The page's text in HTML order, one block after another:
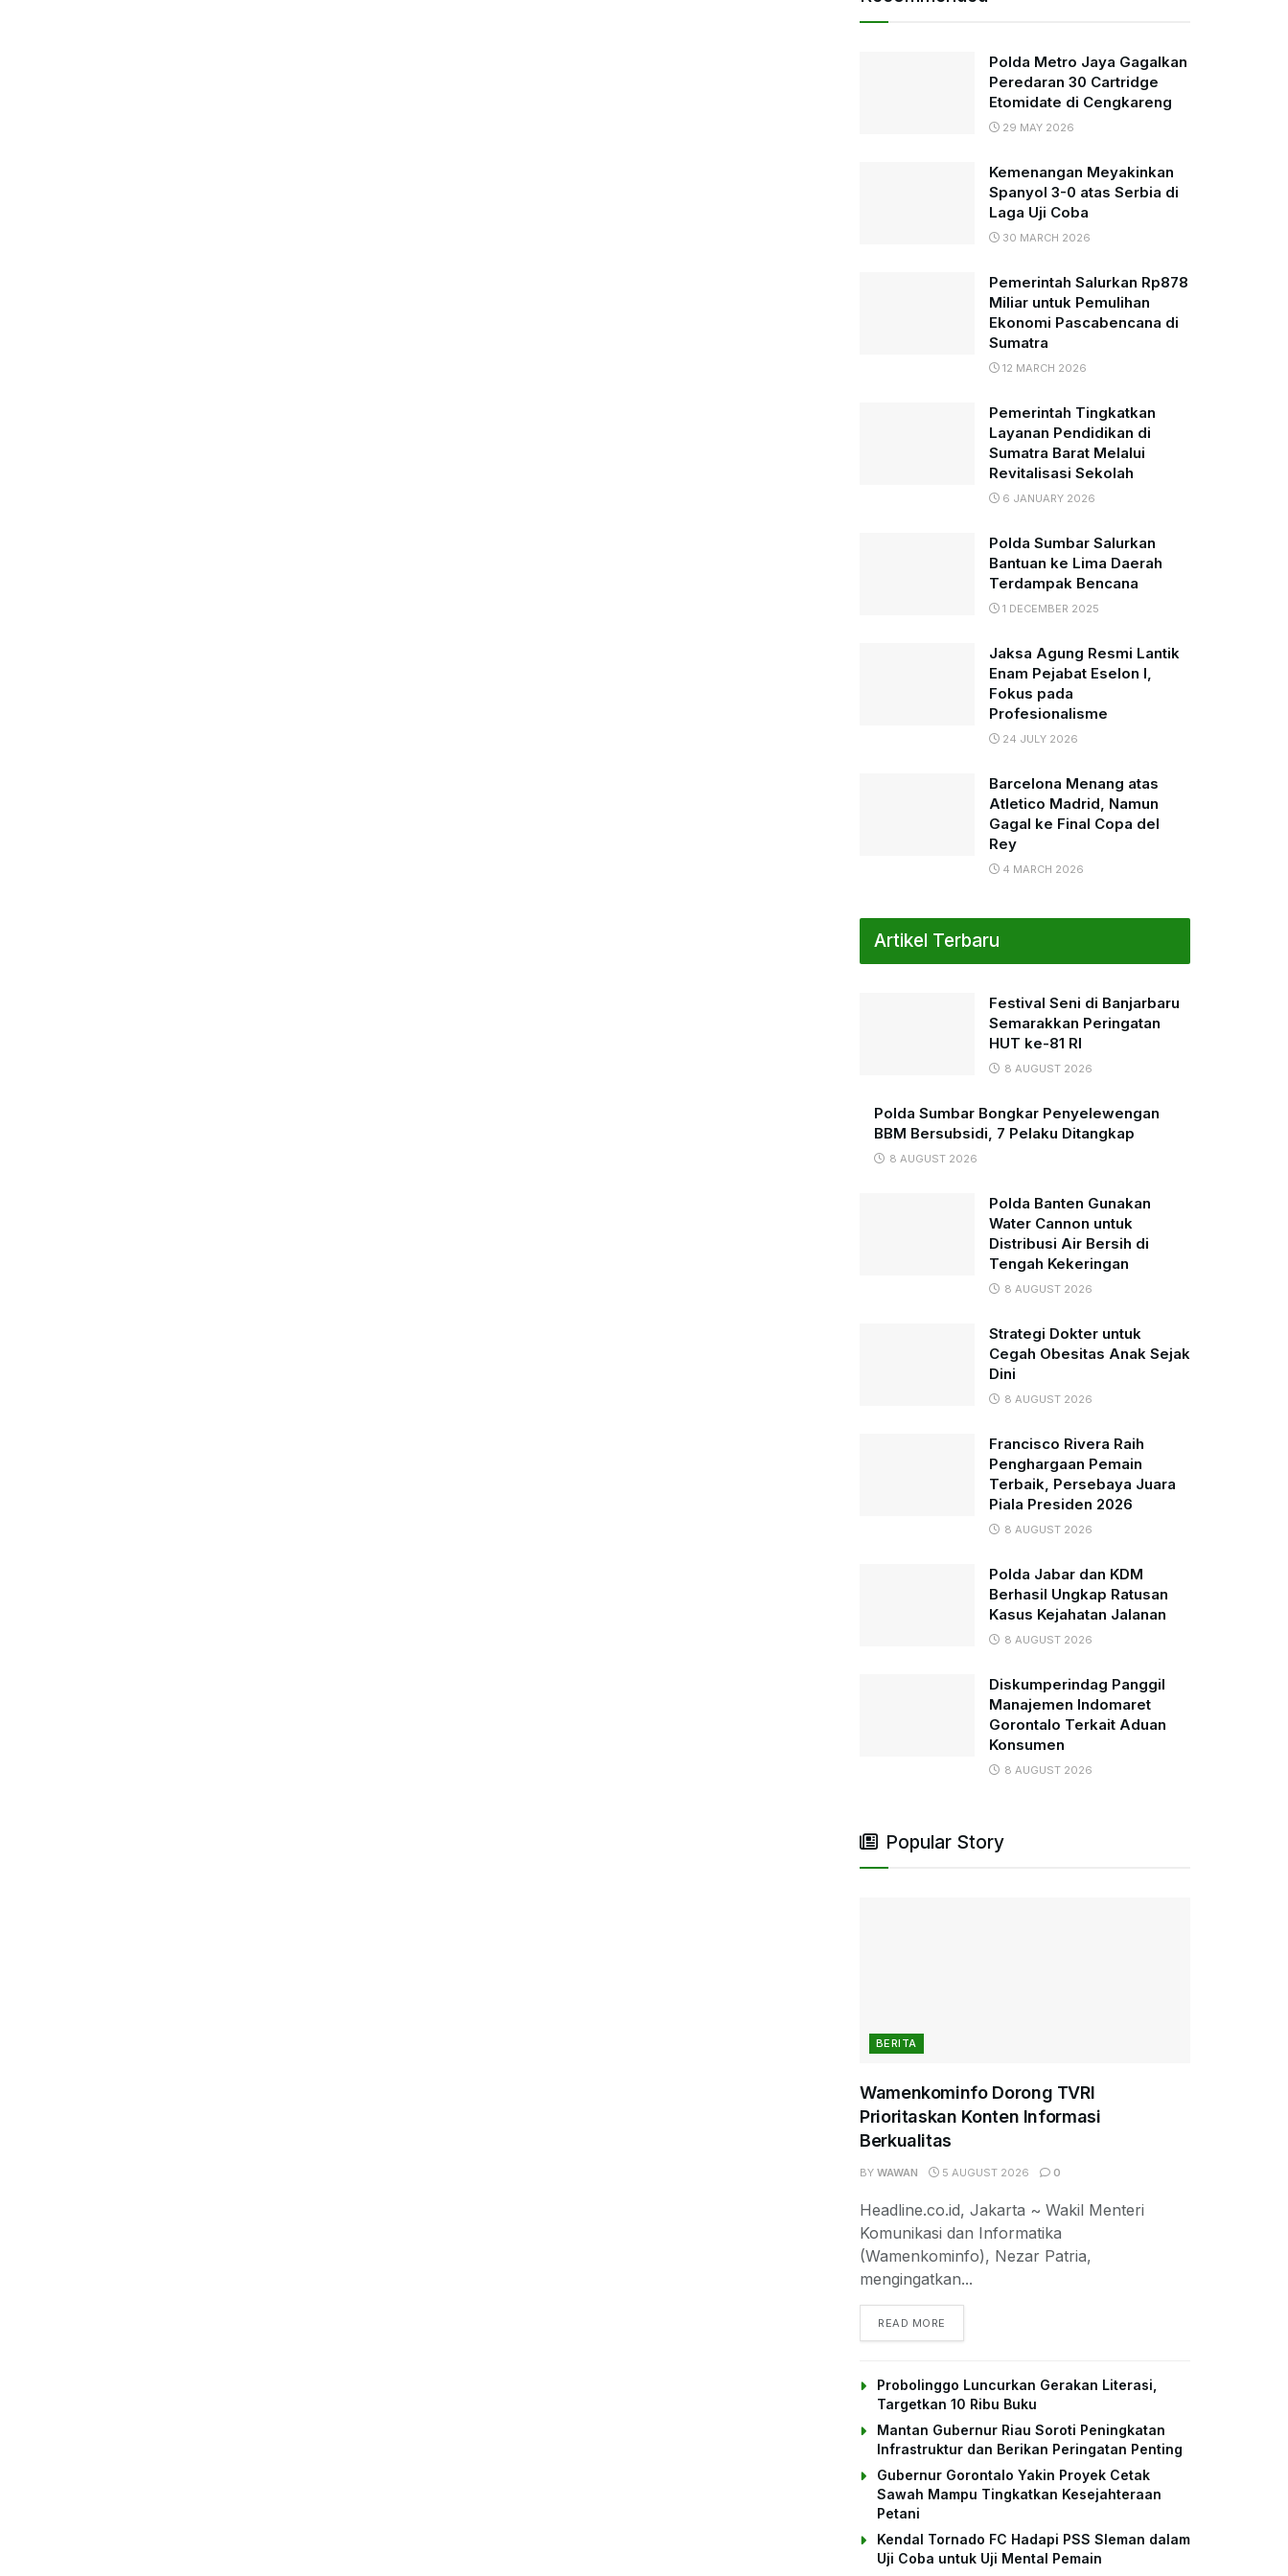
Polda Metro Jaya Gagalkan
Peredaran 30 Cartridge
Etomidate di Cengkareng
29 MAY 2026
Kemenangan Meyakinkan
Spanyol 3-0 atas Serbia di
Laga Uji Coba
30 MARCH 2026
Pemerintah Salurkan Rp878
Miliar untuk Pemulihan
Ekonomi Pascabencana di
Sumatra
12 MARCH 2026
Pemerintah Tingkatkan
Layanan Pendidikan di
Sumatra Barat Melalui
Revitalisasi Sekolah
6 JANUARY 2026
Polda Sumbar Salurkan
Bantuan ke Lima Daerah
Terdampak Bencana
1 DECEMBER 2025
Jaksa Agung Resmi Lantik
Enam Pejabat Eselon I,
Fokus pada
Profesionalisme
24 JULY 2026
Barcelona Menang atas
Atletico Madrid, Namun
Gagal ke Final Copa del
Rey
4 MARCH 2026
Artikel Terbaru
Festival Seni di Banjarbaru
Semarakkan Peringatan
HUT ke-81 RI
8 AUGUST 2026
Polda Sumbar Bongkar Penyelewengan
BBM Bersubsidi, 7 Pelaku Ditangkap
8 AUGUST 2026
Polda Banten Gunakan
Water Cannon untuk
Distribusi Air Bersih di
Tengah Kekeringan
8 AUGUST 2026
Strategi Dokter untuk
Cegah Obesitas Anak Sejak
Dini
8 AUGUST 2026
Francisco Rivera Raih
Penghargaan Pemain
Terbaik, Persebaya Juara
Piala Presiden 2026
8 AUGUST 2026
Polda Jabar dan KDM
Berhasil Ungkap Ratusan
Kasus Kejahatan Jalanan
8 AUGUST 2026
Diskumperindag Panggil
Manajemen Indomaret
Gorontalo Terkait Aduan
Konsumen
8 AUGUST 2026
Popular Story
BERITA
Wamenkominfo Dorong TVRI
Prioritaskan Konten Informasi
Berkualitas
BY WAWAN 5 AUGUST 2026 0
Headline.co.id, Jakarta ~ Wakil Menteri
Komunikasi dan Informatika
(Wamenkominfo), Nezar Patria,
mengingatkan...
READ MORE
Probolinggo Luncurkan Gerakan Literasi,
Targetkan 10 Ribu Buku
Mantan Gubernur Riau Soroti Peningkatan
Infrastruktur dan Berikan Peringatan Penting
Gubernur Gorontalo Yakin Proyek Cetak
Sawah Mampu Tingkatkan Kesejahteraan
Petani
Kendal Tornado FC Hadapi PSS Sleman dalam
Uji Coba untuk Uji Mental Pemain